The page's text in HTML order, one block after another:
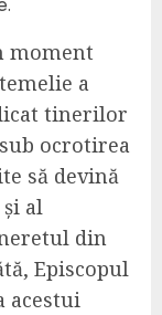
moment
a
tinerilor
ocrotirea
să devină
al
din
Episcopul
acestui